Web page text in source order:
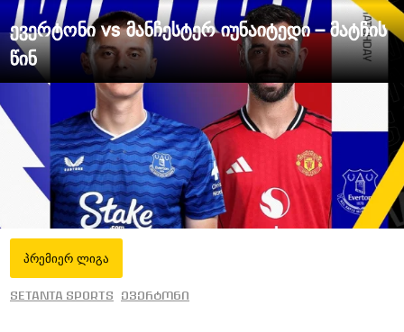
ევერტონი vs მანჩესტერ იუნაიტედი – მატჩის
წინ
პრემიერ ლიგა
Setanta Sports ევერტონი